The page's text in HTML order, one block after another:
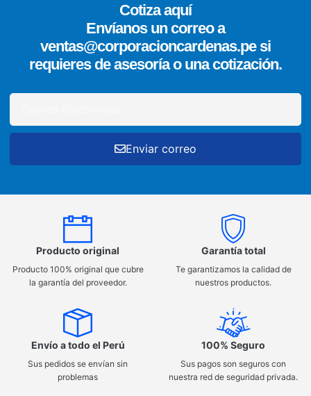
Cotiza aquí
Envíanos un correo a
ventas@corporacioncardenas.pe si
requieres de asesoría o una cotización.
Enviar correo
Producto original
Producto 100% original que cubre
la garantía del proveedor.
Garantía total
Te garantizamos la calidad de
nuestros productos.
Envío a todo el Perú
Sus pedidos se envían sin
problemas
100% Seguro
Sus pagos son seguros con
nuestra red de seguridad privada.